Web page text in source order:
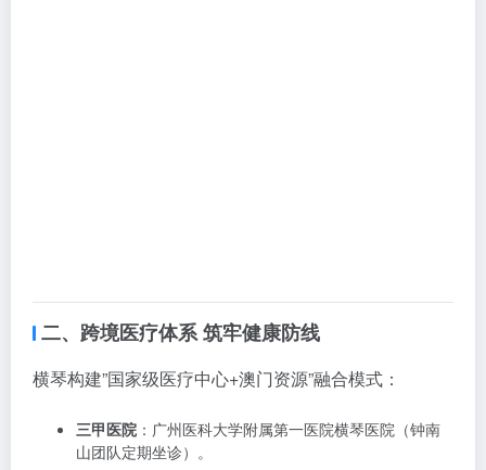
二、跨境医疗体系 筑牢健康防线
横琴构建”国家级医疗中心+澳门资源”融合模式：
三甲医院 ：广州医科大学附属第一医院横琴医院（钟南
山团队定期坐诊）。